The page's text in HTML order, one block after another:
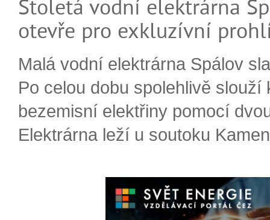
Stoletá vodní elektrárna
otevře pro exkluzívní
Malá vodní elektrárna Spálov
Po celou dobu spolehlivě slouží
bezemisní elektřiny pomocí
Elektrárna leží u soutoku